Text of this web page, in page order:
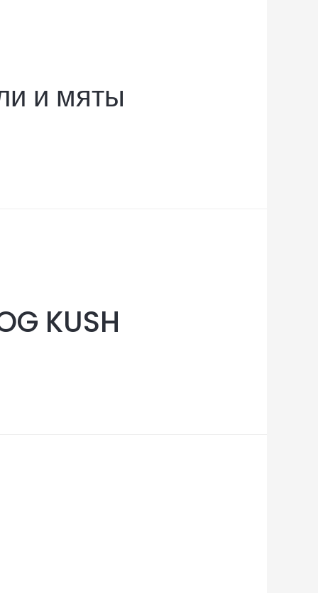
и мяты
KUSH